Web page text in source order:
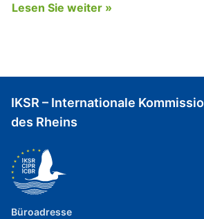
Lesen Sie weiter »
IKSR – Internationale
des Rheins
Büroadresse